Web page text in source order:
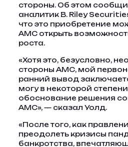
стороны. Об этом
аналитик B. Riley
что это приобретение
AMC открыть
роста.
«Хотя это, безусловно,
стороны AMC, мой
ранний вывод
могу в некоторой
обоснование решения
AMC», — сказал Уолд.
«После того, как
преодолеть кризисы
банкротства,